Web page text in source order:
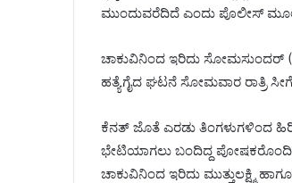
ಮುಂದುವರೆದಿದೆ ಎಂದು ಪೊಲೀಸ್
ಚಾಕುವಿನಿಂದ ಇರಿದು ಸೋಮಸುಂದರ್
ಹತ್ಯೆಗೈದ ಘಟನೆ ಸೋಮವಾರ ರಾತ್ರಿ
ಕೆನತ್ ಜೊತೆ ಎರಡು ತಿಂಗಳುಗಳಿಂದ ಹಿರಿಯ
ಭೇಟಿಯಾಗಲು ಬಂದಿದ್ದ
ಚಾಕುವಿನಿಂದ ಇರಿದು ಮುತ್ತುಲಕ್ಷ್ಮಿ